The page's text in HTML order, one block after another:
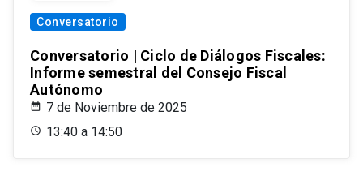
Conversatorio
Conversatorio | Ciclo de Diálogos Fiscales:
Informe semestral del Consejo Fiscal
Autónomo
7 de Noviembre de 2025
13:40 a 14:50